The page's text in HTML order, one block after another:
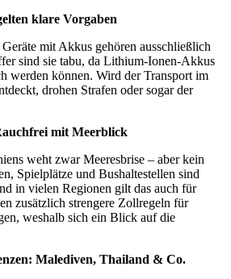
klare Vorgaben
mit Akkus gehören ausschließlich
sind sie tabu, da Lithium-Ionen-Akkus
werden können. Wird der Transport im
drohen Strafen oder sogar der
mit Meerblick
weht zwar Meeresbrise – aber kein
Spielplätze und Bushaltestellen sind
in vielen Regionen gilt das auch für
zusätzlich strengere Zollregeln für
weshalb sich ein Blick auf die
Malediven, Thailand & Co.